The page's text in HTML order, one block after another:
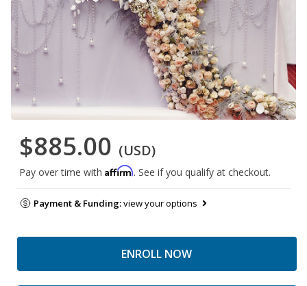
$885.00 (USD)
Pay over time with Affirm. See if you qualify at checkout.
Payment & Funding:view your options
ENROLL NOW